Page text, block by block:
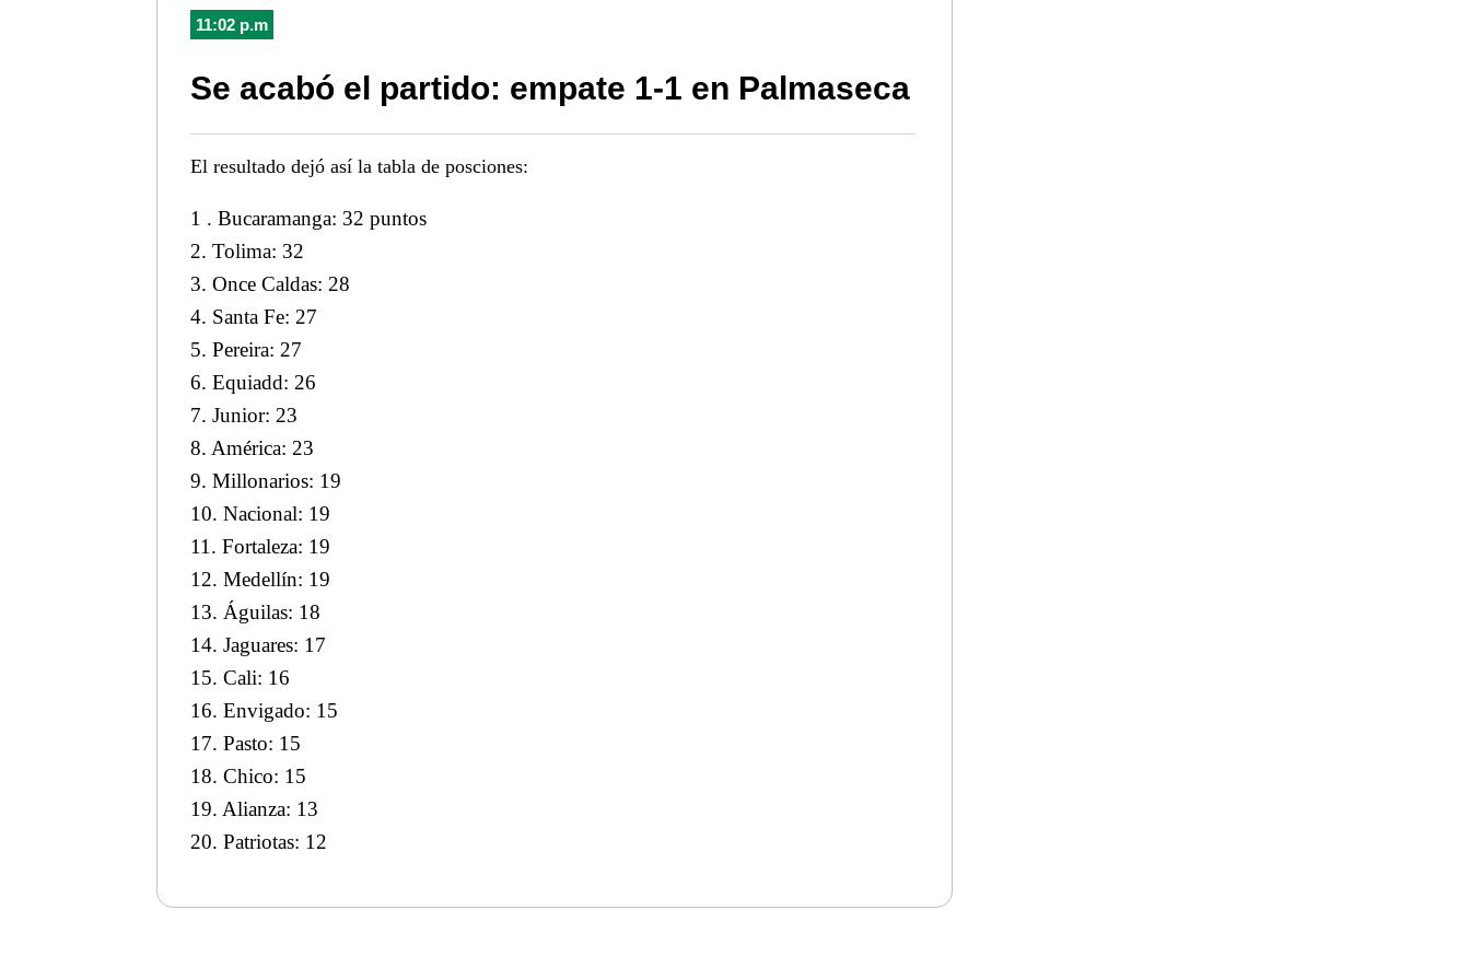
11:02 p.m
Se acabó el partido: empate 1-1 en Palmaseca
El resultado dejó así la tabla de posciones:
1 . Bucaramanga: 32 puntos
2. Tolima: 32
3. Once Caldas: 28
4. Santa Fe: 27
5. Pereira: 27
6. Equiadd: 26
7. Junior: 23
8. América: 23
9. Millonarios: 19
10. Nacional: 19
11. Fortaleza: 19
12. Medellín: 19
13. Águilas: 18
14. Jaguares: 17
15. Cali: 16
16. Envigado: 15
17. Pasto: 15
18. Chico: 15
19. Alianza: 13
20. Patriotas: 12